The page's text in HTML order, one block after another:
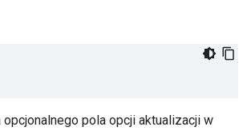
pola opcji aktualizacji w